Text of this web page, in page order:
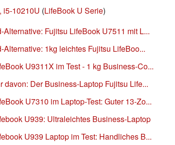
i5-10210U (LifeBook U Serie)
Alternative: Fujitsu LifeBook U7511 mit L...
Alternative: 1kg leichtes Fujitsu LifeBoo...
U9311X im Test - 1 kg Business-Co...
davon: Der Business-Laptop Fujitsu Life...
U7310 im Laptop-Test: Guter 13-Zo...
U939: Ultraleichtes Business-Laptop
U939 Laptop im Test: Handliches B...